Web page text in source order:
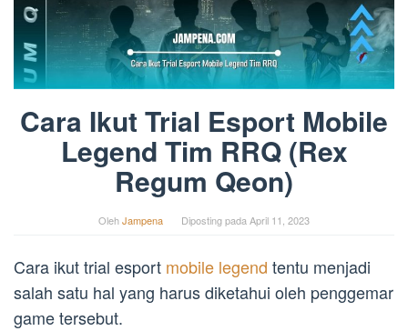
Cara Ikut Trial Esport Mobile
Legend Tim RRQ (Rex
Regum Qeon)
OlehJampena Diposting pada April 11, 2023
Cara ikut trial esport mobile legend tentu menjadi
salah satu hal yang harus diketahui oleh penggemar
game tersebut.